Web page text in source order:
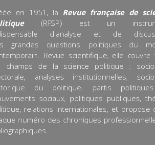
en 1951, la Revue française de
(RFSP) est un
d'analyse et de
grandes questions politiques du
Revue scientifique, elle couvre
champs de la science politique :
analyses institutionnelles,
du politique, partis
sociaux, politiques publiques,
relations internationales, et propose
numéro des chroniques